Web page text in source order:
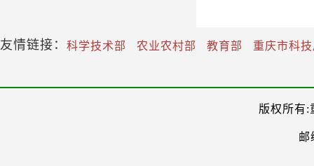
友情链接： 科学技术部 农业农村部 教育部 重庆市科
版权所有:
邮